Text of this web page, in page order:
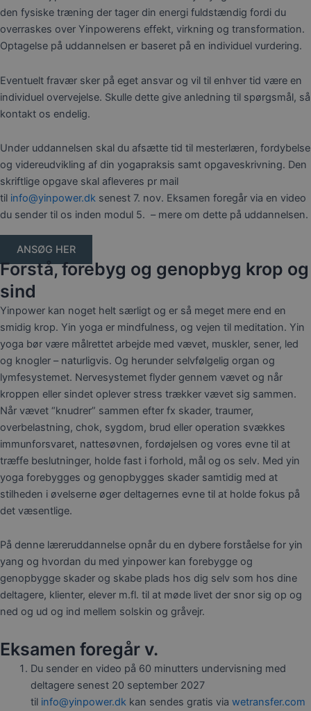
den fysiske træning der tager din energi fuldstændig fordi du
overraskes over Yinpowerens effekt, virkning og transformation.
Optagelse på uddannelsen er baseret på en individuel vurdering.
Eventuelt fravær sker på eget ansvar og vil til enhver tid være en
individuel overvejelse. Skulle dette give anledning til spørgsmål, så
kontakt os endelig.
Under uddannelsen skal du afsætte tid til mesterlæren, fordybelse
og videreudvikling af din yogapraksis samt opgaveskrivning. Den
skriftlige opgave skal afleveres pr mail
til info@yinpower.dk senest 7. nov. Eksamen foregår via en video
du sender til os inden modul 5. – mere om dette på uddannelsen.
ANSØG HER
Forstå, forebyg og genopbyg krop og
sind
Yinpower kan noget helt særligt og er så meget mere end en
smidig krop. Yin yoga er mindfulness, og vejen til meditation. Yin
yoga bør være målrettet arbejde med vævet, muskler, sener, led
og knogler – naturligvis. Og herunder selvfølgelig organ og
lymfesystemet. Nervesystemet flyder gennem vævet og når
kroppen eller sindet oplever stress trækker vævet sig sammen.
Når vævet “knudrer” sammen efter fx skader, traumer,
overbelastning, chok, sygdom, brud eller operation svækkes
immunforsvaret, nattesøvnen, fordøjelsen og vores evne til at
træffe beslutninger, holde fast i forhold, mål og os selv. Med yin
yoga forebygges og genopbygges skader samtidig med at
stilheden i øvelserne øger deltagernes evne til at holde fokus på
det væsentlige.
På denne læreruddannelse opnår du en dybere forståelse for yin
yang og hvordan du med yinpower kan forebygge og
genopbygge skader og skabe plads hos dig selv som hos dine
deltagere, klienter, elever m.fl. til at møde livet der snor sig op og
ned og ud og ind mellem solskin og gråvejr.
Eksamen foregår v.
Du sender en video på 60 minutters undervisning med
deltagere senest 20 september 2027
til info@yinpower.dkkan sendes gratis via wetransfer.com